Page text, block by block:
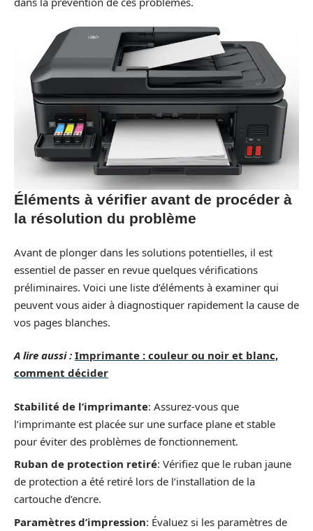
Éléments à vérifier avant de procéder à
la résolution du problème
Avant de plonger dans les solutions potentielles, il est
essentiel de passer en revue quelques vérifications
préliminaires. Voici une liste d’éléments à examiner qui
peuvent vous aider à diagnostiquer rapidement la cause de
vos pages blanches.
A lire aussi : Imprimante : couleur ou noir et blanc,
comment décider
Stabilité de l’imprimante: Assurez-vous que
l’imprimante est placée sur une surface plane et stable
pour éviter des problèmes de fonctionnement.
Ruban de protection retiré: Vérifiez que le ruban jaune
de protection a été retiré lors de l’installation de la
cartouche d’encre.
Paramètres d’impression: Évaluez si les paramètres de